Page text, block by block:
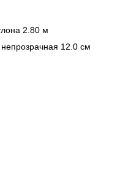
2.80 м
12.0 см